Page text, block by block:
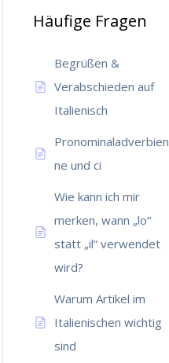
Häufige Fragen
Begrüßen &
Verabschieden auf
Italienisch
Pronominaladverbien
ne und ci
Wie kann ich mir
merken, wann „lo“
statt „il“ verwendet
wird?
Warum Artikel im
Italienischen wichtig
sind